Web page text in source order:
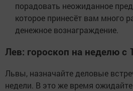
порадовать неожиданное
которое принесёт вам много
денежное вознаграждение.
Лев: гороскоп на неделю с
Львы, назначайте деловые
недели. В это же время